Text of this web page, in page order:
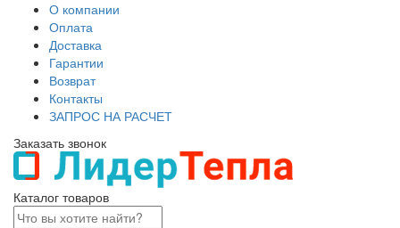
О компании
Оплата
Доставка
Гарантии
Возврат
Контакты
ЗАПРОС НА РАСЧЕТ
Заказать звонок
Каталог товаров